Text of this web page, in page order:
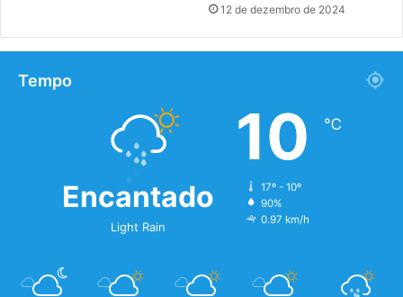
12 de dezembro de 2024
Tempo
Encantado
Light Rain
10 ℃
17º - 10º
90%
0.97 km/h